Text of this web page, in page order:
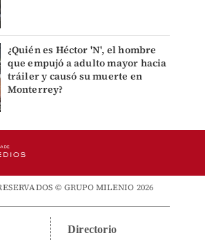
¿Quién es Héctor 'N', el hombre
que empujó a adulto mayor hacia
tráiler y causó su muerte en
Monterrey?
© GRUPO MILENIO 2026
Directorio